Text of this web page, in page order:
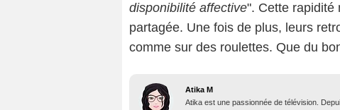
disponibilité affective". Cette rapidité
partagée. Une fois de plus, leurs
comme sur des roulettes. Que du
Atika M
Atika est une passionnée de télévision.